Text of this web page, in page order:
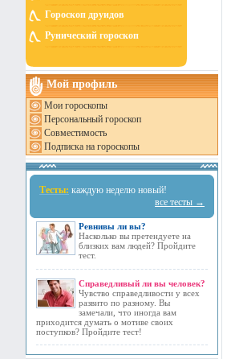
Гороскоп друидов
Рунический гороскоп
Мой профиль
Мои гороскопы
Персональный гороскоп
Совместимость
Подписка на гороскопы
Тесты: каждую неделю новый!
все тесты →
Ревнивы ли вы?
Насколько вы претендуете на
близких вам людей? Пройдите
тест.
Справедливый ли вы человек?
Чувство справедливости у всех
развито по разному. Вы
замечали, что иногда вам
приходится думать о мотиве своих
поступков? Пройдите тест!